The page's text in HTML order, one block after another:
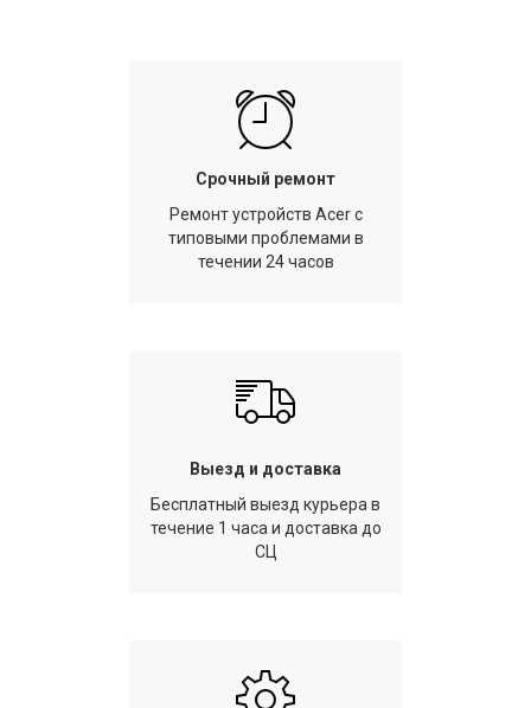
Срочный ремонт
Ремонт устройств Acer с
типовыми проблемами в
течении 24 часов
Выезд и доставка
Бесплатный выезд курьера в
течение 1 часа и доставка до
СЦ